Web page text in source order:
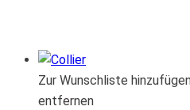
Zur Wunschliste
entfernen